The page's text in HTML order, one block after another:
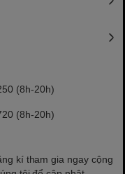
(8h-20h)
(8h-20h)
kí tham gia ngay cộng